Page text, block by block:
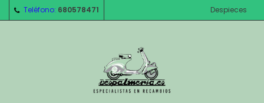
Teléfono: 680578471 Despieces